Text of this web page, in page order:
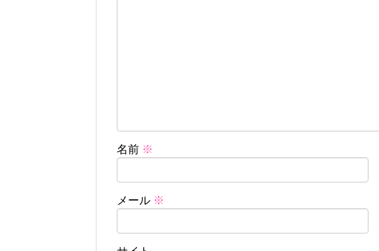
名前 ※
メール ※